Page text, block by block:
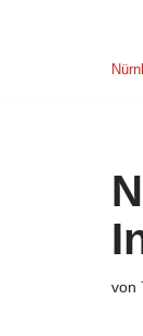
von